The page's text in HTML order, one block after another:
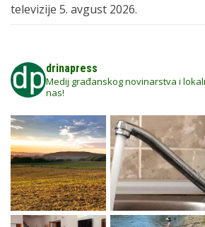
televizije 5. avgust 2026.
drinapress
Medij građanskog novinarstva i
nas!